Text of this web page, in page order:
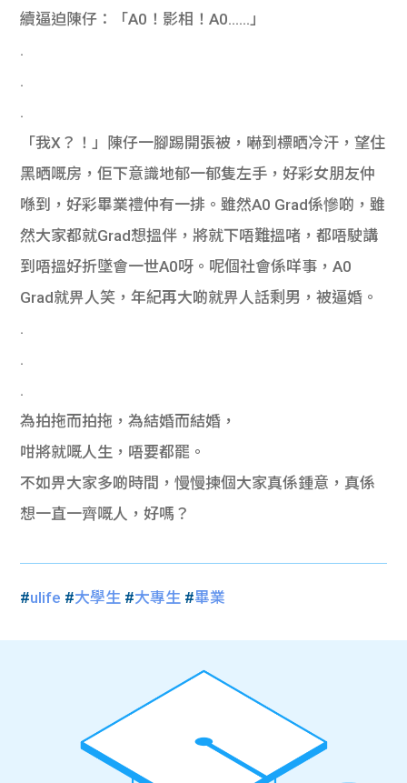
續逼迫陳仔：「A0！影相！A0……」
.
.
.
「我X？！」陳仔一腳踢開張被，嚇到標晒冷汗，望住
黑晒嘅房，佢下意識地郁一郁隻左手，好彩女朋友仲
喺到，好彩畢業禮仲有一排。雖然A0 Grad係慘啲，雖
然大家都就Grad想搵伴，將就下唔難搵啫，都唔駛講
到唔搵好折墜會一世A0呀。呢個社會係咩事，A0
Grad就畀人笑，年紀再大啲就畀人話剩男，被逼婚。
.
.
.
為拍拖而拍拖，為結婚而結婚，
咁將就嘅人生，唔要都罷。
不如畀大家多啲時間，慢慢揀個大家真係鍾意，真係
想一直一齊嘅人，好嗎？
#ulife #大學生 #大專生 #畢業